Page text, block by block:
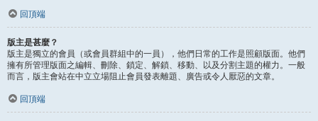
回頂端
版主是甚麼？
版主是獨立的會員（或會員群組中的一員），他們日常的工作是照顧版面。他們
擁有所管理版面之編輯、刪除、鎖定、解鎖、移動、以及分割主題的權力。一般
而言，版主會站在中立立場阻止會員發表離題、廣告或令人厭惡的文章。
回頂端